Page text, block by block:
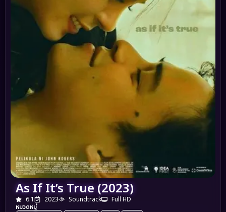
As If It’s True (2023)
6.1 2023 Soundtrack
Full HD
หมวดหมู่